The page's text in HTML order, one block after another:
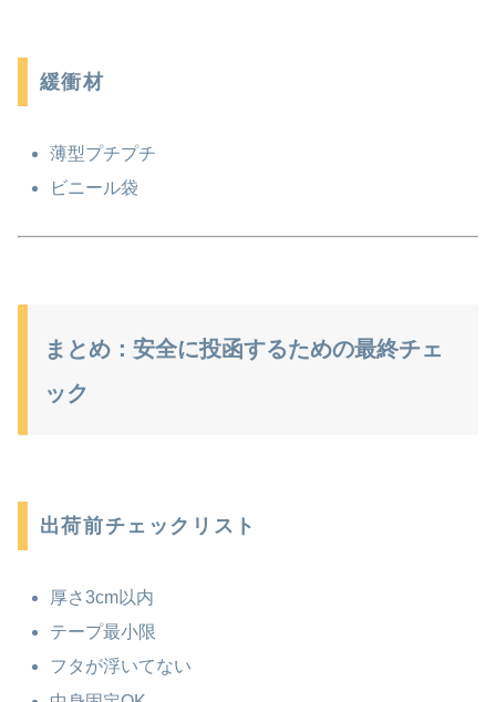
緩衝材
薄型プチプチ
ビニール袋
まとめ：安全に投函するための最終チェ
ック
出荷前チェックリスト
厚さ3cm以内
テープ最小限
フタが浮いてない